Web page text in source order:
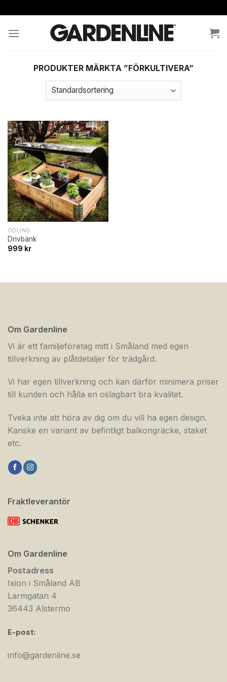
to
content
PRODUKTER MÄRKTA ”FÖRKULTIVERA”
ODLING
Drivbänk
999 kr
Om Gardenline
Vi är ett familjeföretag mitt i Småland med egen
tillverkning av plåtdetaljer för trädgård.
Vi har egen tillverkning och kan därför minimera priser
till kunden och hålla en oslagbart bra kvalitet.
Tveka inte att höra av dig om du vill ha egen design.
Kanske en variant av befintligt balkongräcke, staket
etc.
Fraktleverantör
Om Gardenline
Postadress
Ixion i Småland AB
Larmgatan 4
36443 Alstermo
E-post:
info@gardenline.se